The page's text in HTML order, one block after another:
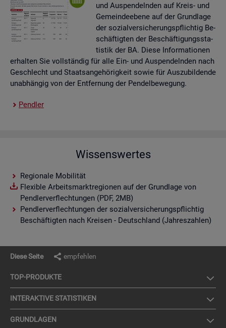
und Aus­pen­deln­den auf Kreis- und
Ge­mein­de­ebe­ne auf der Grund­la­ge
der so­zi­al­ver­si­che­rungs­pflich­tig Be­
schäf­tig­ten der Be­schäf­ti­gungs­sta­
tis­tik der BA. Diese In­for­ma­tio­nen
er­hal­ten Sie voll­stän­dig für alle Ein- und Aus­pen­deln­den nach
Ge­schlecht und Staats­an­ge­hö­rig­keit sowie für Aus­zu­bil­den­de
un­ab­hän­gig von der Ent­fer­nung der Pen­del­be­we­gung.
Pend­ler
Wissenswertes
Regionale Mobilität
Flexible Arbeitsmarktregionen auf der Grundlage von
Pendlerverflechtungen (PDF, 2MB)
Pendlerverflechtungen der sozialversicherungspflichtig
Beschäftigten nach Kreisen - Deutschland (Jahreszahlen)
Diese Seite empfehlen
TOP-PRO­DUK­TE
IN­TER­AK­TI­VE STA­TIS­TI­KEN
GRUND­LA­GEN